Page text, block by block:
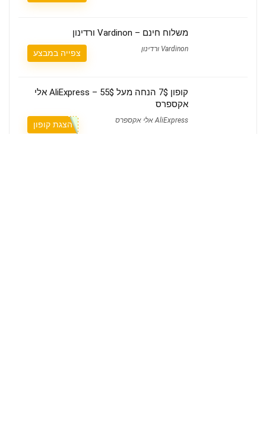
משלוח חינם – Vardinon ורדינון
Vardinon ורדינון צפייה במבצע
קופון 7$ הנחה מעל 55$ – AliExpress אלי
אקספרס
AliExpress אלי אקספרס הצגת קופון